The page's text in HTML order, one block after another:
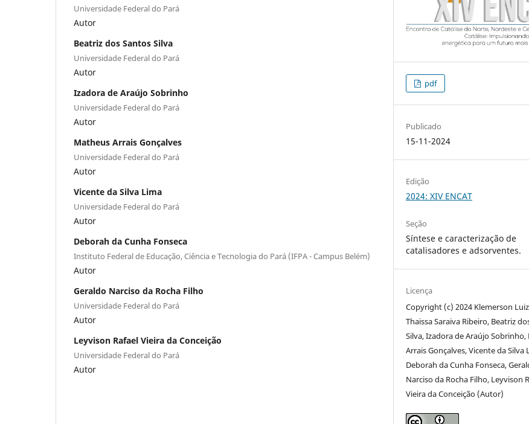
Universidade Federal do Pará
Autor
Beatriz dos Santos Silva
Universidade Federal do Pará
Autor
Izadora de Araújo Sobrinho
Universidade Federal do Pará
Autor
Matheus Arrais Gonçalves
Universidade Federal do Pará
Autor
Vicente da Silva Lima
Universidade Federal do Pará
Autor
Deborah da Cunha Fonseca
Instituto Federal de Educação, Ciência e Tecnologia do Pará (IFPA - Campus Belém)
Autor
Geraldo Narciso da Rocha Filho
Universidade Federal do Pará
Autor
Leyvison Rafael Vieira da Conceição
Universidade Federal do Pará
Autor
pdf
Publicado
15-11-2024
Edição
2024: XIV ENCAT
Seção
Síntese e caracterização de
catalisadores e adsorventes.
Licença
Copyright (c) 2024 Klemerson
Thaissa Saraiva Ribeiro, Beatriz
Silva, Izadora de Araújo
Arrais Gonçalves, Vicente da Silva
Deborah da Cunha Fonseca,
Narciso da Rocha Filho, Leyvison
Vieira da Conceição (Autor)